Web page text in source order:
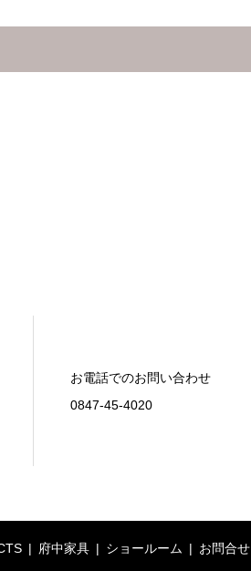
お電話でのお問い合わせ
0847-45-4020
府中家具 ショールーム お問合せ